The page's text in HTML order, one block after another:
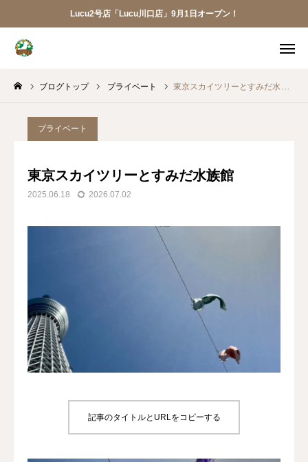
Lucu2号店「Lucu川口店」9月1日オープン！
ブログトップ プライベート 東京スカイツリーとすみだ水族館
プライベート
東京スカイツリーとすみだ水族館
2025.06.18 2026.07.02
記事のタイトルとURLをコピーする
ご予約 アクセス
お電話
Lucu川口店
犬の幼稚園
犬の送迎
ドッグカフェ
室内ドッグラン